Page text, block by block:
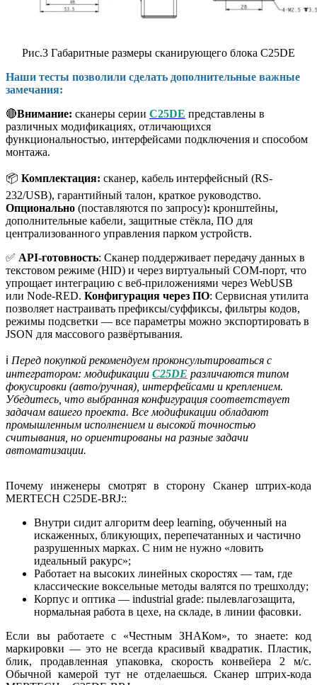
Рис.3 Габаритные размеры сканирующего блока C25DE
Наши тесты позволили сделать дополнительные важные
замечания:
🔴Внимание: сканеры серии C25DE представлены в
различных модификациях, отличающихся
функциональностью, интерфейсами подключения и способом
монтажа.
📦 Комплектация: сканер, кабель интерфейсный (RS-
232/USB), гарантийный талон, краткое руководство.
Опционально (поставляются по запросу): кронштейны,
дополнительные кабели, защитные стёкла, ПО для
централизованного управления парком устройств.
✅ API-готовность: Сканер поддерживает передачу данных в
текстовом режиме (HID) и через виртуальный COM-порт, что
упрощает интеграцию с веб-приложениями через WebUSB
или Node-RED. Конфигурация через ПО: Сервисная утилита
позволяет настраивать префиксы/суффиксы, фильтры кодов,
режимы подсветки — все параметры можно экспортировать в
JSON для массового развёртывания.
ℹ️ Перед покупкой рекомендуем проконсультироваться с
интегратором: модификации C25DE различаются типом
фокусировки (авто/ручная), интерфейсами и креплением.
Убедитесь, что выбранная конфигурация соответствует
задачам вашего проекта. Все модификации обладают
промышленным исполнением и высокой точностью
считывания, но ориентированы на разные задачи
автоматизации.
Почему инженеры смотрят в сторону Сканер штрих-кода
MERTECH C25DE-BRJ::
Внутри сидит алгоритм deep learning, обученный на
искаженных, бликующих, перепечатанных и частично
разрушенных марках. С ним не нужно «ловить
идеальный ракурс»;
Работает на высоких линейных скоростях — там, где
классические воксельные методы валятся по трешхолду;
Корпус и оптика — industrial grade: пылевлагозащита,
нормальная работа в цехе, на складе, в линии фасовки.
Если вы работаете с «Честным ЗНАКом», то знаете: код
маркировки — это не всегда красивый квадратик. Пластик,
блик, продавленная упаковка, скорость конвейера 2 м/с.
Обычной камерой тут не отделаешься. Сканер штрих-кода